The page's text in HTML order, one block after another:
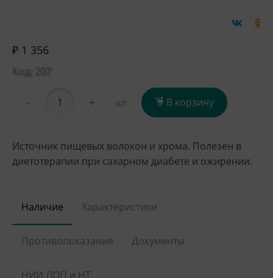
₽ 1 356
Код: 207
- + шт. В корзину
Источник пищевых волокон и хрома. Полезен в
диетотерапии при сахарном диабете и ожирении.
Наличие Характеристики
Противопоказания Документы
НИИ ЛОП и НТ